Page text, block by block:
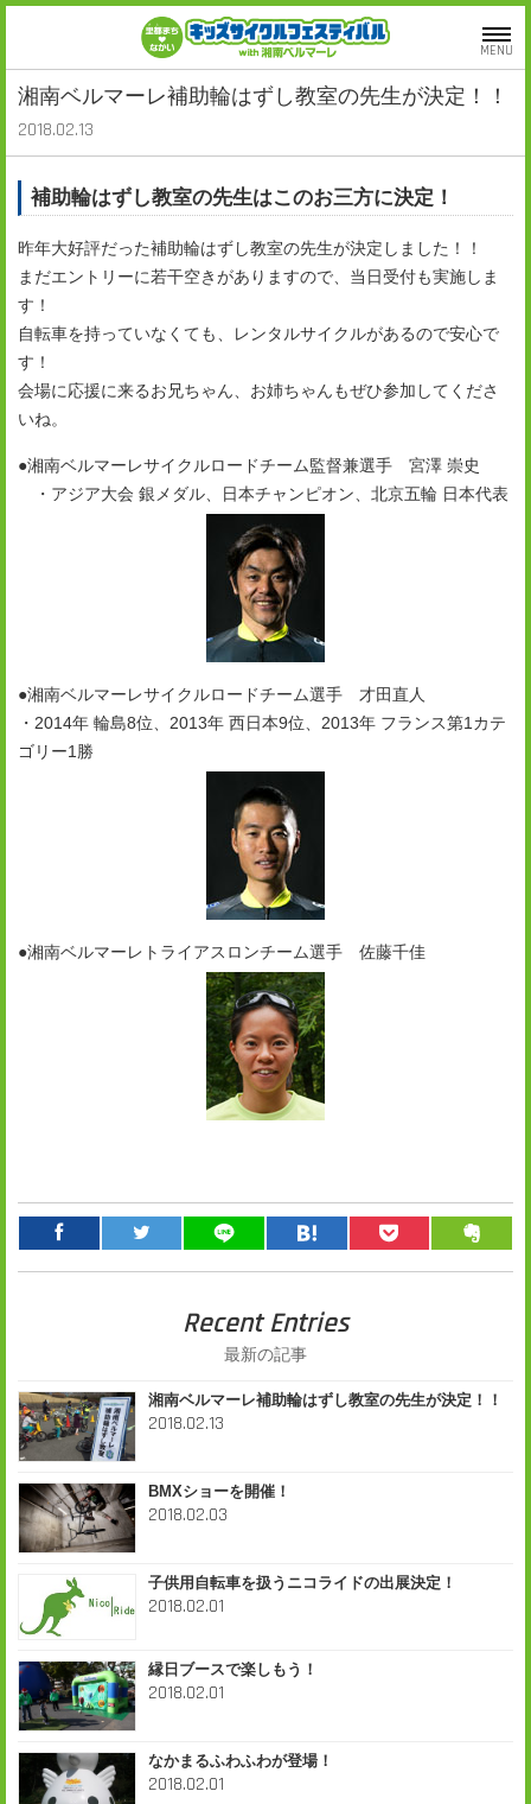
MENU
湘南ベルマーレ補助輪はずし教室の先生が決定！！
2018.02.13
補助輪はずし教室の先生はこのお三方に決定！
昨年大好評だった補助輪はずし教室の先生が決定しました！！
まだエントリーに若干空きがありますので、当日受付も実施しま
す！
自転車を持っていなくても、レンタルサイクルがあるので安心で
す！
会場に応援に来るお兄ちゃん、お姉ちゃんもぜひ参加してくださ
いね。
●湘南ベルマーレサイクルロードチーム監督兼選手 宮澤 崇史
・アジア大会 銀メダル、日本チャンピオン、北京五輪 日本代表
●湘南ベルマーレサイクルロードチーム選手 才田直人
・2014年 輪島8位、2013年 西日本9位、2013年 フランス第1カテ
ゴリー1勝
●湘南ベルマーレトライアスロンチーム選手 佐藤千佳
Recent Entries
最新の記事
湘南ベルマーレ補助輪はずし教室の先生が決定！！
2018.02.13
BMXショーを開催！
2018.02.03
子供用自転車を扱うニコライドの出展決定！
2018.02.01
縁日ブースで楽しもう！
2018.02.01
なかまるふわふわが登場！
2018.02.01